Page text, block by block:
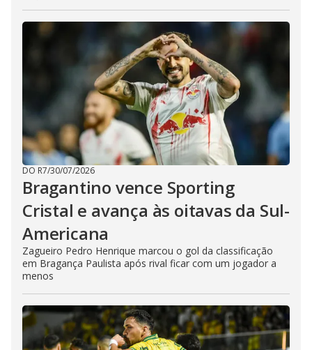
DO R7/30/07/2026
Bragantino vence Sporting
Cristal e avança às oitavas da Sul-
Americana
Zagueiro Pedro Henrique marcou o gol da classificação
em Bragança Paulista após rival ficar com um jogador a
menos